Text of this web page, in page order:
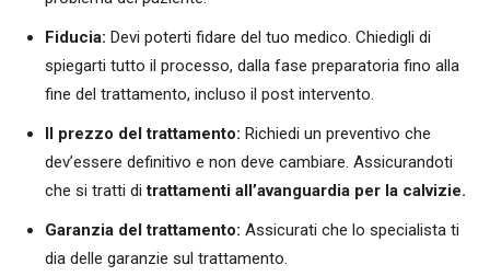
Fiducia: Devi poterti fidare del tuo medico. Chiedigli di
spiegarti tutto il processo, dalla fase preparatoria fino alla
fine del trattamento, incluso il post intervento.
Il prezzo del trattamento: Richiedi un preventivo che
dev’essere definitivo e non deve cambiare. Assicurandoti
che si tratti ditrattamenti all’avanguardia per la calvizie.
Garanzia del trattamento: Assicurati che lo specialista ti
dia delle garanzie sul trattamento.